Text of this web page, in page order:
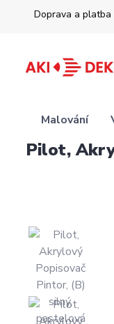
Doprava a platba
Malování
Pilot,